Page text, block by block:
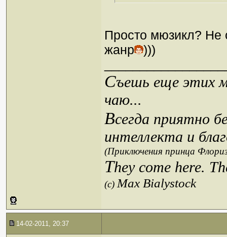
Просто мюзикл? Не
жанр
)))
Съешь еще этих
чаю...
Всегда приятно
интеллекта и
(Приключения принца
They come here.
(c)Max Bialystock
14-02-2011, 20:37